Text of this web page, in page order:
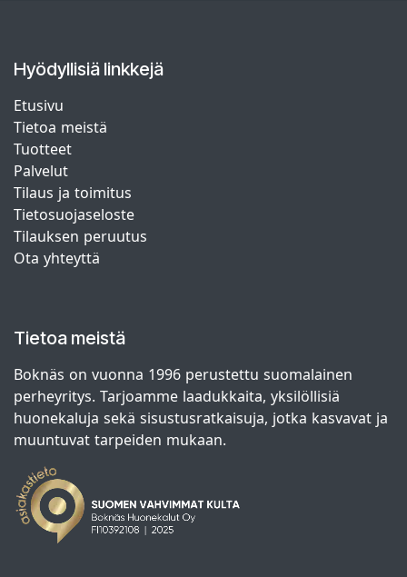
Hyödyllisiä linkkejä
Etusivu
Tietoa meistä
Tuotteet
Palvelut
Tilaus ja toimitus
Tietosuojaseloste
Tilauksen peruutus
Ota yhteyttä
Tietoa meistä
Boknäs on vuonna 1996 perustettu suomalainen
perheyritys. Tarjoamme laadukkaita, yksilöllisiä
huonekaluja sekä sisustusratkaisuja, jotka kasvavat ja
muuntuvat tarpeiden mukaan.